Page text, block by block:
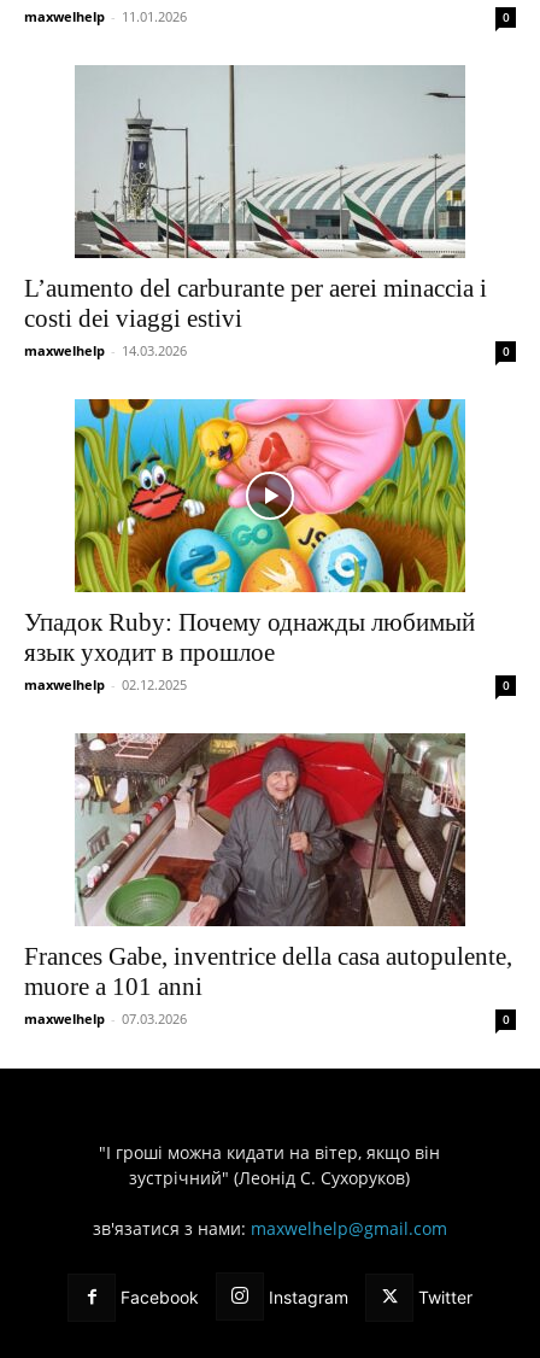
maxwelhelp - 11.01.2026 0
L’aumento del carburante per aerei minaccia i
costi dei viaggi estivi
maxwelhelp - 14.03.2026 0
Упадок Ruby: Почему однажды любимый
язык уходит в прошлое
maxwelhelp - 02.12.2025 0
Frances Gabe, inventrice della casa autopulente,
muore a 101 anni
maxwelhelp - 07.03.2026 0
"І гроші можна кидати на вітер, якщо він
зустрічний" (Леонід С. Сухоруков)
зв'язатися з нами: maxwelhelp@gmail.com
Facebook Instagram Twitter